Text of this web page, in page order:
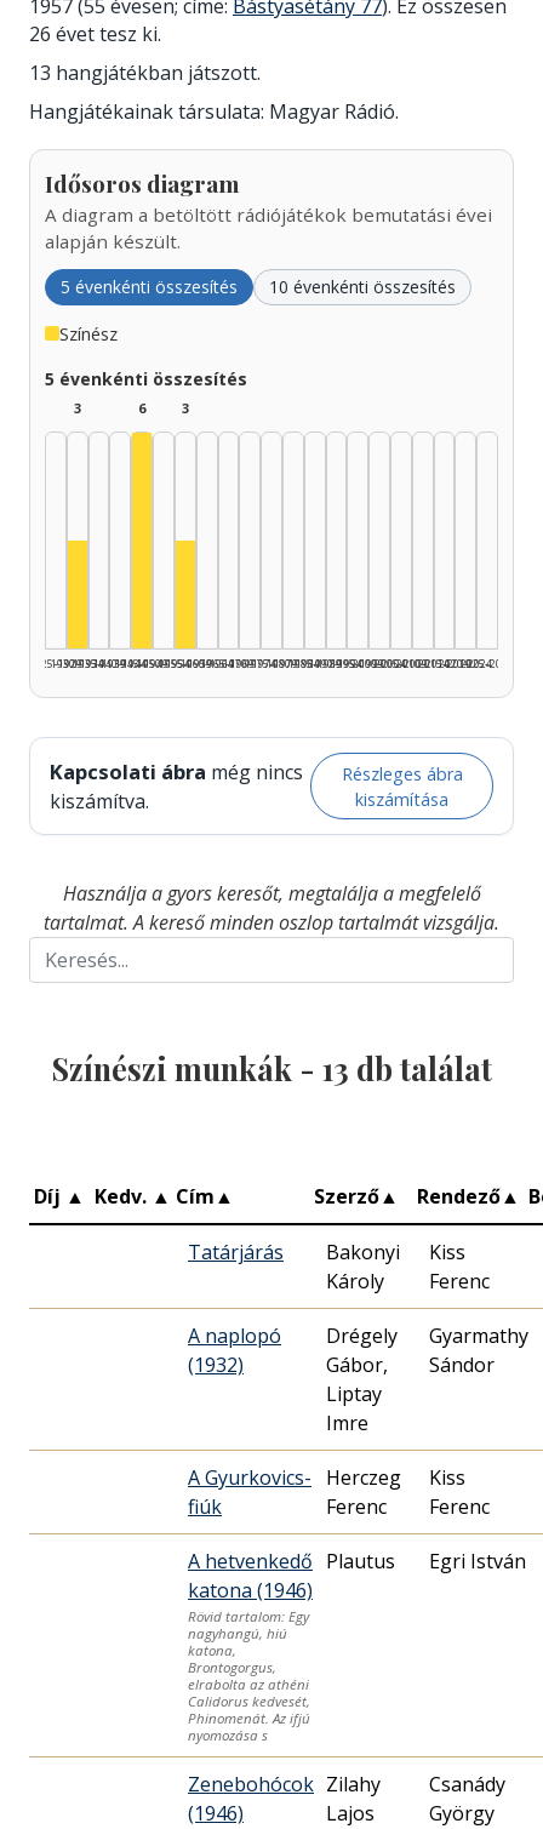
1957 (55 évesen; címe: Bástyasétány 77). Ez összesen
26 évet tesz ki.
13 hangjátékban játszott.
Hangjátékainak társulata: Magyar Rádió.
Idősoros diagram
A diagram a betöltött rádiójátékok bemutatási évei
alapján készült.
5 évenkénti összesítés 10 évenkénti összesítés
Színész
5 évenkénti összesítés
1925–1929
3
1930–1934
1935–1939
1940–1944
6
1945–1949
1950–1954
3
1955–1959
1960–1964
1965–1969
1970–1974
1975–1979
1980–1984
1985–1989
1990–1994
1995–1999
2000–2004
2005–2009
2010–2014
2015–2019
2020–2024
2025–2026
Kapcsolati ábra még nincs
kiszámítva.
Részleges ábra
kiszámítása
Használja a gyors keresőt, megtalálja a megfelelő
tartalmat. A kereső minden oszlop tartalmát vizsgálja.
Színészi munkák - 13 db találat
Díj ▲ Kedv. ▲ Cím▲ Szerző▲ Rendező▲
Tatárjárás
Bakonyi
Károly
Kiss
Ferenc
A naplopó
(1932)
Drégely
Gábor,
Liptay
Imre
Gyarmathy
Sándor
A Gyurkovics-
fiúk
Herczeg
Ferenc
Kiss
Ferenc
A hetvenkedő
katona (1946)
Rövid tartalom: Egy
nagyhangú, hiú
katona,
Brontogorgus,
elrabolta az athéni
Calidorus kedvesét,
Phinomenát. Az ifjú
nyomozása s
Plautus Egri István
Zenebohócok
(1946)
Zilahy
Lajos
Csanády
György